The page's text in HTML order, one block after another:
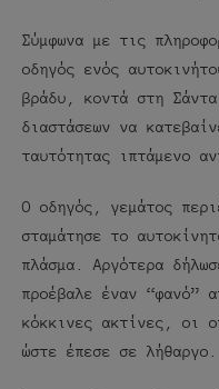
Σύμφωνα με τις
οδηγός ενός
βράδυ, κοντά στη
διαστάσεων να
ταυτότητας ιπτάμενο
Ο οδηγός, γεμάτος
σταμάτησε το
πλάσμα. Αργότερα
προέβαλε έναν “φανό”
κόκκινες ακτίνες, οι
ώστε έπεσε σε λήθαργο.